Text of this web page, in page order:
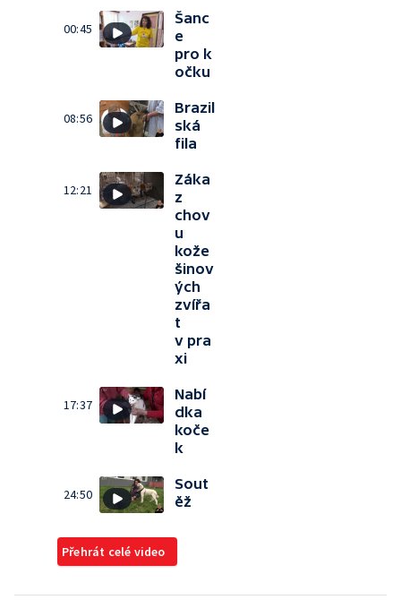
00:45
Šanc
e
pro k
očku
08:56
Brazil
ská
fila
12:21
Záka
z
chov
u
kože
šinov
ých
zvířa
t
v pra
xi
17:37
Nabí
dka
koče
k
24:50
Sout
ěž
Přehrát celé video